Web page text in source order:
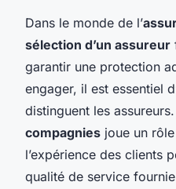
Dans le monde de l’
sélection d’un assureur
garantir une protection
engager, il est essentiel
distinguent les
compagnies joue un
l’expérience des clients
qualité de service